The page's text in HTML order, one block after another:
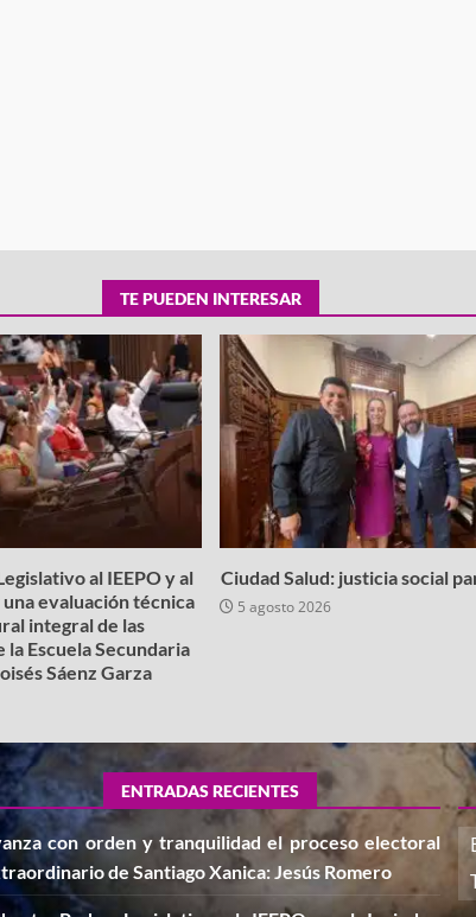
TE PUEDEN INTERESAR
al IEEPO y al
evaluación técnica
integral de las
la Escuela Secundaria
Sáenz Garza
Ciudad Salud: justicia social
5 agosto 2026
ENTRADAS RECIENTES
con orden y tranquilidad el proceso electoral
de Santiago Xanica: Jesús Romero